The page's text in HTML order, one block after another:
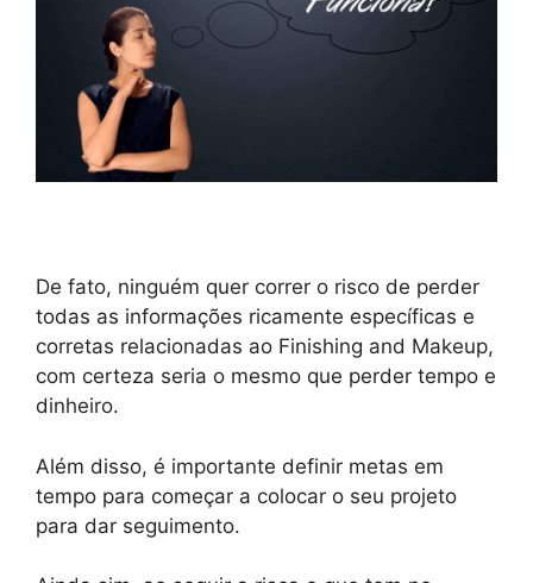
De fato, ninguém quer correr o risco de perder
todas as informações ricamente específicas e
corretas relacionadas ao Finishing and Makeup,
com certeza seria o mesmo que perder tempo e
dinheiro.
Além disso, é importante definir metas em
tempo para começar a colocar o seu projeto
para dar seguimento.